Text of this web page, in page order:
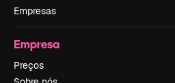
Empresas
Empresa
Preços